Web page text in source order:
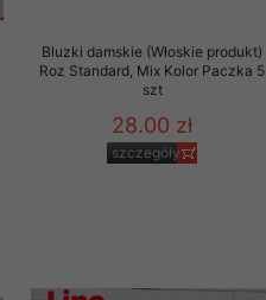
Bluzki damskie (Włoskie produkt)
Roz Standard, Mix Kolor Paczka 5
szt
28.00 zł
szczegóły